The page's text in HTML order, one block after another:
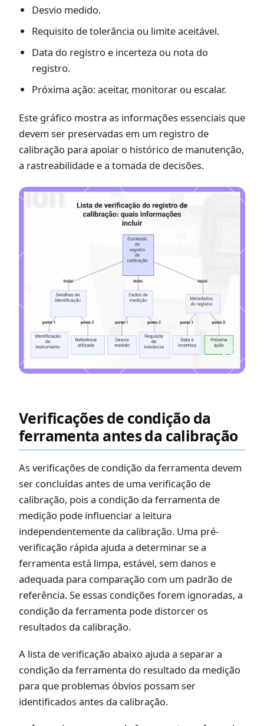
Desvio medido.
Requisito de tolerância ou limite aceitável.
Data do registro e incerteza ou nota do
registro.
Próxima ação: aceitar, monitorar ou escalar.
Este gráfico mostra as informações essenciais que
devem ser preservadas em um registro de
calibração para apoiar o histórico de manutenção,
a rastreabilidade e a tomada de decisões.
Verificações de condição da
ferramenta antes da calibração
As verificações de condição da ferramenta devem
ser concluídas antes de uma verificação de
calibração, pois a condição da ferramenta de
medição pode influenciar a leitura
independentemente da calibração. Uma pré-
verificação rápida ajuda a determinar se a
ferramenta está limpa, estável, sem danos e
adequada para comparação com um padrão de
referência. Se essas condições forem ignoradas, a
condição da ferramenta pode distorcer os
resultados da calibração.
A lista de verificação abaixo ajuda a separar a
condição da ferramenta do resultado da medição
para que problemas óbvios possam ser
identificados antes da calibração.